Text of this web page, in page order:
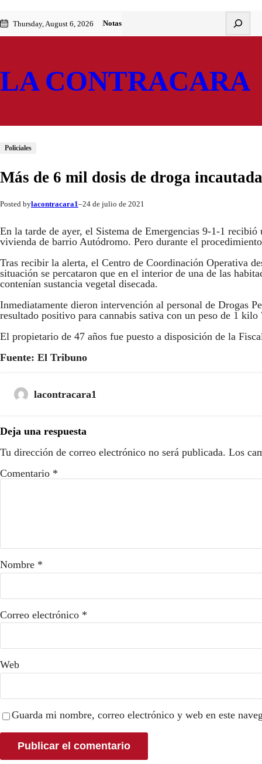
al
contenido
to
content
Thursday, August 6, 2026 Notas
LA CONTRACARA
Policiales
Más de 6 mil dosis de droga
Posted bylacontracara1–24 de julio de 2021
En la tarde de ayer, el Sistema de Emergencias 9-1-1
vivienda de barrio Autódromo. Pero durante el
Tras recibir la alerta, el Centro de Coordinación Operativa
situación se percataron que en el interior de una de las
contenían sustancia vegetal disecada.
Inmediatamente dieron intervención al personal de Drogas
resultado positivo para cannabis sativa con un peso de 1 kilo
El propietario de 47 años fue puesto a disposición de la
Fuente: El Tribuno
lacontracara1
Deja una respuesta
Tu dirección de correo electrónico no será publicada. Los
Comentario *
Nombre *
Correo electrónico *
Web
Guarda mi nombre, correo electrónico y web en este